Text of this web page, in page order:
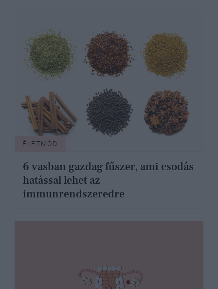
ÉLETMÓD
6 vasban gazdag fűszer, ami csodás
hatással lehet az
immunrendszeredre